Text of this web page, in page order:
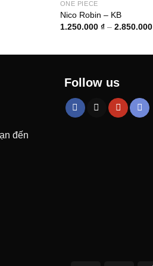
ONE PIECE
Nico Robin – KB
1.250.000 ₫ – 2.850.000
đến
Follow us